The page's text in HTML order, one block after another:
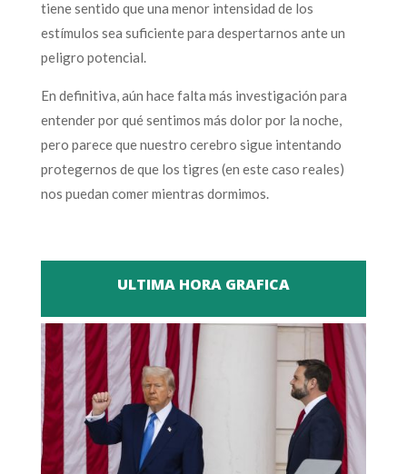
tiene sentido que una menor intensidad de los
estímulos sea suficiente para despertarnos ante un
peligro potencial.
En definitiva, aún hace falta más investigación para
entender por qué sentimos más dolor por la noche,
pero parece que nuestro cerebro sigue intentando
protegernos de que los tigres (en este caso reales)
nos puedan comer mientras dormimos.
ULTIMA HORA GRAFICA